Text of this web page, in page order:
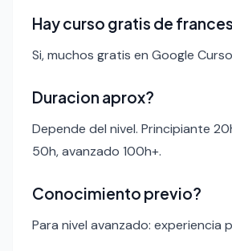
Hay curso gratis de
Si, muchos gratis en Google
Duracion aprox?
Depende del nivel. Principiante
50h, avanzado 100h+.
Conocimiento previo?
Para nivel avanzado: experiencia